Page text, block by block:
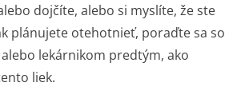
dojčíte, alebo si myslíte, že ste
plánujete otehotnieť, poraďte sa so
lekárnikom predtým, ako
liek.